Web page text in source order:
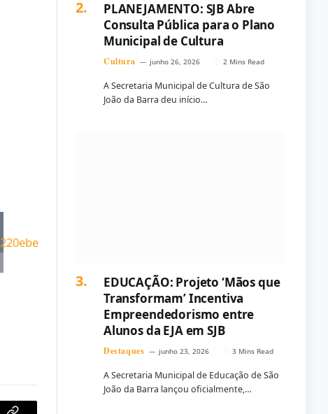
PLANEJAMENTO: SJB Abre
Consulta Pública para o Plano
Municipal de Cultura
Cultura junho 26, 2026 2 Mins Read
A Secretaria Municipal de Cultura de São
João da Barra deu início…
EDUCAÇÃO: Projeto ‘Mãos que
Transformam’ Incentiva
Empreendedorismo entre
Alunos da EJA em SJB
Destaques junho 23, 2026 3 Mins Read
A Secretaria Municipal de Educação de São
João da Barra lançou oficialmente,…